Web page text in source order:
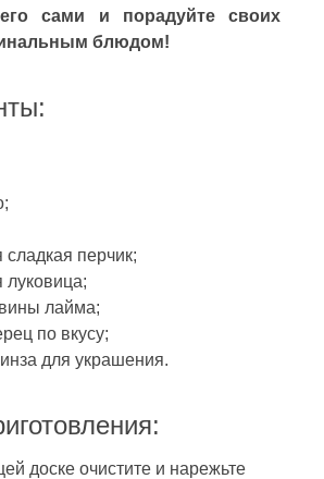
сами и порадуйте своих
блюдом!
сладкая перчик;
луковица;
лайма;
по вкусу;
для украшения.
доске очистите и нарежьте